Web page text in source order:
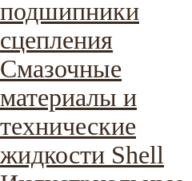
подшипники
сцепления
Смазочные
материалы и
технические
жидкости Shell